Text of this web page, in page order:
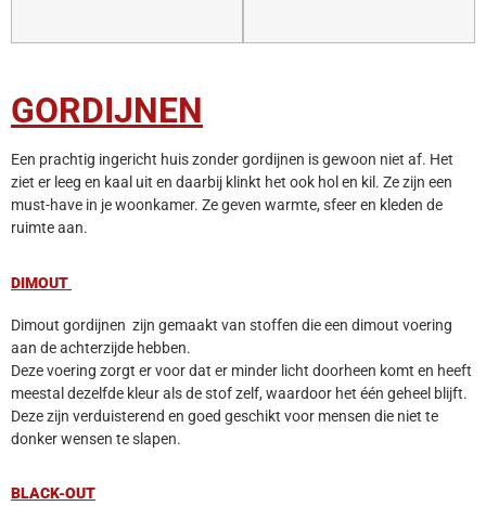
GORDIJNEN
Een prachtig ingericht huis zonder gordijnen is gewoon niet af. Het
ziet er leeg en kaal uit en daarbij klinkt het ook hol en kil. Ze zijn een
must-have in je woonkamer. Ze geven warmte, sfeer en kleden de
ruimte aan.
DIMOUT
Dimout gordijnen zijn gemaakt van stoffen die een dimout voering
aan de achterzijde hebben.
Deze voering zorgt er voor dat er minder licht doorheen komt en heeft
meestal dezelfde kleur als de stof zelf, waardoor het één geheel blijft.
Deze zijn verduisterend en goed geschikt voor mensen die niet te
donker wensen te slapen.
BLACK-OUT